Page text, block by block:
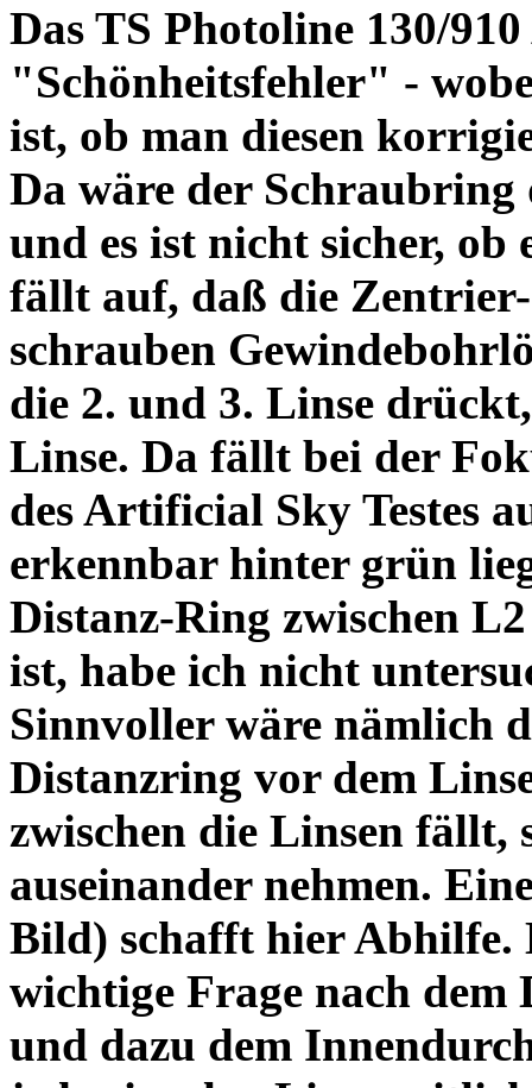
Das TS Photoline 130/
"Schönheitsfehler" -
ist, ob man diesen
Da wäre der
und es ist nicht sicher,
fällt auf, daß die Zentrier-
schrauben
die 2. und 3. Linse
Linse. Da fällt bei der
des Artificial Sky Testes
erkennbar hinter grün
Distanz-Ring zwischen
ist, habe ich nicht
Sinnvoller wäre nämlich
Distanzring vor dem
zwischen die Linsen fällt,
auseinander nehmen.
Bild) schafft hier Abhilfe.
wichtige Frage nach dem
und dazu dem